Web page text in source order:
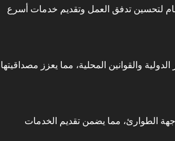
لتحسين تدفق العمل وتقديم خدمات أسرع
والقوانين المحلية، مما يعزز مصداقيتها
الطوارئ، مما يضمن تقديم الخدمات